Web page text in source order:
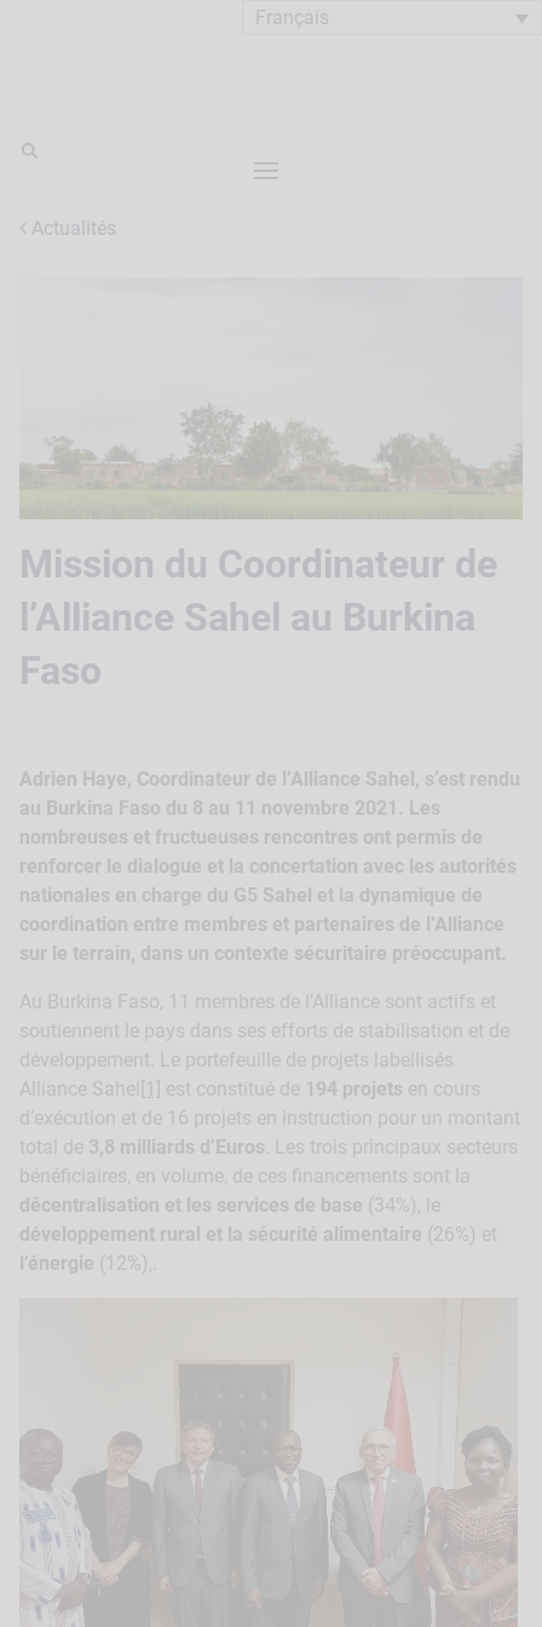
Français
Actualités
Mission du Coordinateur de
l’Alliance Sahel au Burkina
Faso
Adrien Haye, Coordinateur de l’Alliance Sahel, s’est rendu
au Burkina Faso du 8 au 11 novembre 2021. Les
nombreuses et fructueuses rencontres ont permis de
renforcer le dialogue et la concertation avec les autorités
nationales en charge du G5 Sahel et la dynamique de
coordination entre membres et partenaires de l’Alliance
sur le terrain, dans un contexte sécuritaire préoccupant.
Au Burkina Faso, 11 membres de l’Alliance sont actifs et
soutiennent le pays dans ses efforts de stabilisation et de
développement. Le portefeuille de projets labellisés
Alliance Sahel [1] est constitué de 194 projets en cours
d’exécution et de 16 projets en instruction pour un montant
total de 3,8 milliards d’Euros . Les trois principaux secteurs
bénéficiaires, en volume, de ces financements sont la
décentralisation et les services de base (34%), le
développement rural et la sécurité alimentaire (26%) et
l’énergie (12%),.